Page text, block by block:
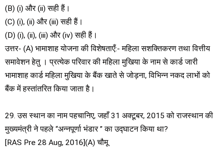
(B) (i) और (ii) सही हैं।
(C) (i), (ii) और (iii) सही हैं।
(D) (i), (ii), (iii) और (iv) सही हैं।
उत्तर- (A) भामाशाह योजना की विशेषताएँ:- महिला सशक्तिकरण तथा वित्तीय
समावेशन हेतु । प्रत्येक परिवार की महिला मुखिया के नाम से कार्ड जारी
भामाशाह कार्ड महिला मुखिया के बैंक खाते से जोड़ना, विभिन्न नकद लाभों को
बैंक में हस्तांतरित किया जाता है।
29. उस स्थान का नाम पहचानिए, जहाँ 31 अक्टूबर, 2015 को राजस्थान की
मुख्यमंत्री ने पहले “अन्नपूर्णा भंडार ” का उद्घाटन किया था?
[RAS Pre 28 Aug, 2016](A) चौमू